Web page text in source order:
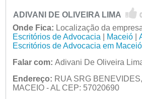
ADIVANI DE OLIVEIRA LIMA
Onde Fica: Localização da
Escritórios de Advocacia
Maceió|
Escritórios de Advocacia em Maceió
Falar com: Adivani De Oliveira
Endereço: RUA SRG
MACEIO - AL CEP: 57020690